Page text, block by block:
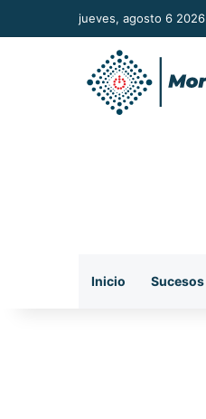
jueves, agosto 6 2026
Inicio Sucesos